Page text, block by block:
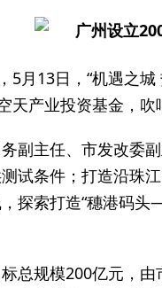
，5月13日，“机遇之
天产业投资基金，
副主任、市发改委
试条件；打造沿珠
探索打造“穗港码
总规模200亿元，